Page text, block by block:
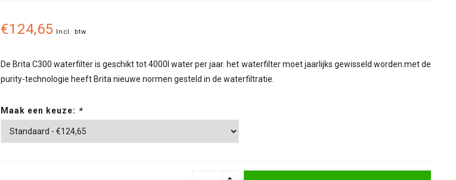
€124,65 Incl. btw
De Brita C300 waterfilter is geschikt tot 4000l water per jaar. het waterfilter moet jaarlijks gewisseld worden.met de
purity-technologie heeft Brita nieuwe normen gesteld in de waterfiltratie.
Maak een keuze: *